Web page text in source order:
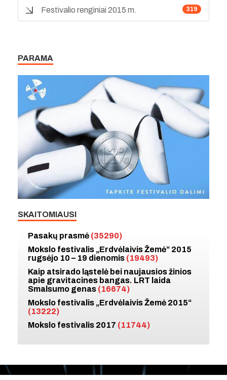
319
Festivalio renginiai 2015 m.
PARAMA
SKAITOMIAUSI
Pasakų prasmė (35290)
Mokslo festivalis „Erdvėlaivis Žemė” 2015
rugsėjo 10 – 19 dienomis (19493)
Kaip atsirado ląstelė bei naujausios žinios
apie gravitacines bangas. LRT laida
Smalsumo genas (16674)
Mokslo festivalis „Erdvėlaivis Žemė 2015“
(13222)
Mokslo festivalis 2017 (11744)